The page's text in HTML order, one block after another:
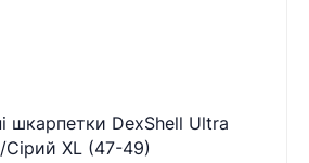
шкарпетки DexShell Ultra
Сірий XL (47-49)